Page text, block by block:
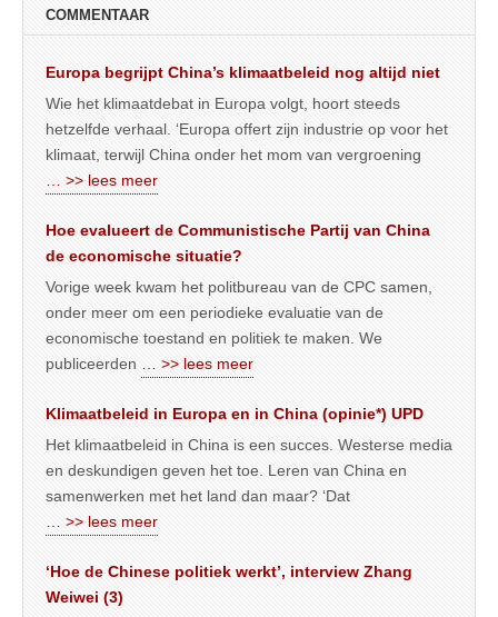
COMMENTAAR
Europa begrijpt China’s klimaatbeleid nog altijd niet
Wie het klimaatdebat in Europa volgt, hoort steeds
hetzelfde verhaal. ‘Europa offert zijn industrie op voor het
klimaat, terwijl China onder het mom van vergroening
… >> lees meer
Hoe evalueert de Communistische Partij van China
de economische situatie?
Vorige week kwam het politbureau van de CPC samen,
onder meer om een periodieke evaluatie van de
economische toestand en politiek te maken. We
publiceerden
… >> lees meer
Klimaatbeleid in Europa en in China (opinie*) UPD
Het klimaatbeleid in China is een succes. Westerse media
en deskundigen geven het toe. Leren van China en
samenwerken met het land dan maar? ‘Dat
… >> lees meer
‘Hoe de Chinese politiek werkt’, interview Zhang
Weiwei (3)